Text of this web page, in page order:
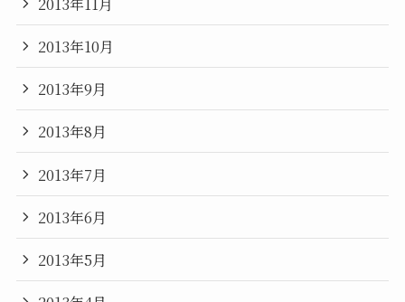
2013年10月
2013年9月
2013年8月
2013年7月
2013年6月
2013年5月